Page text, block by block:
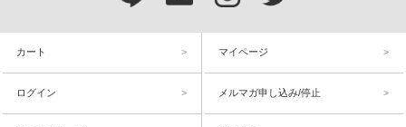
カート マイページ
ログイン メルマガ申し込み/停止